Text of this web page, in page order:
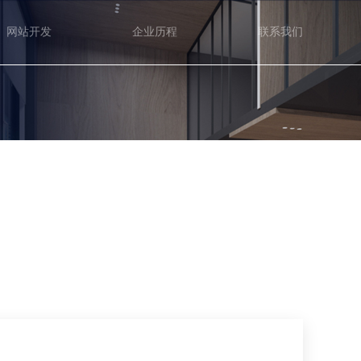
网站开发 企业历程 联系我们